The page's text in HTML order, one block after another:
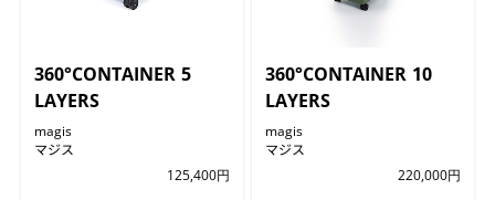
360°CONTAINER 5
LAYERS
magis
マジス
125,400円
360°CONTAINER 10
LAYERS
magis
マジス
220,000円